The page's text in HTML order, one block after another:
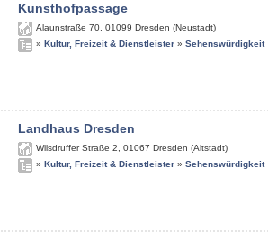
Kunsthofpassage
Alaunstraße 70 01099 Dresden (Neustadt)
» Kultur, Freizeit & Dienstleister » Sehenswürdigkeit
Landhaus Dresden
Wilsdruffer Straße 2 01067 Dresden (Altstadt)
» Kultur, Freizeit & Dienstleister » Sehenswürdigkeit